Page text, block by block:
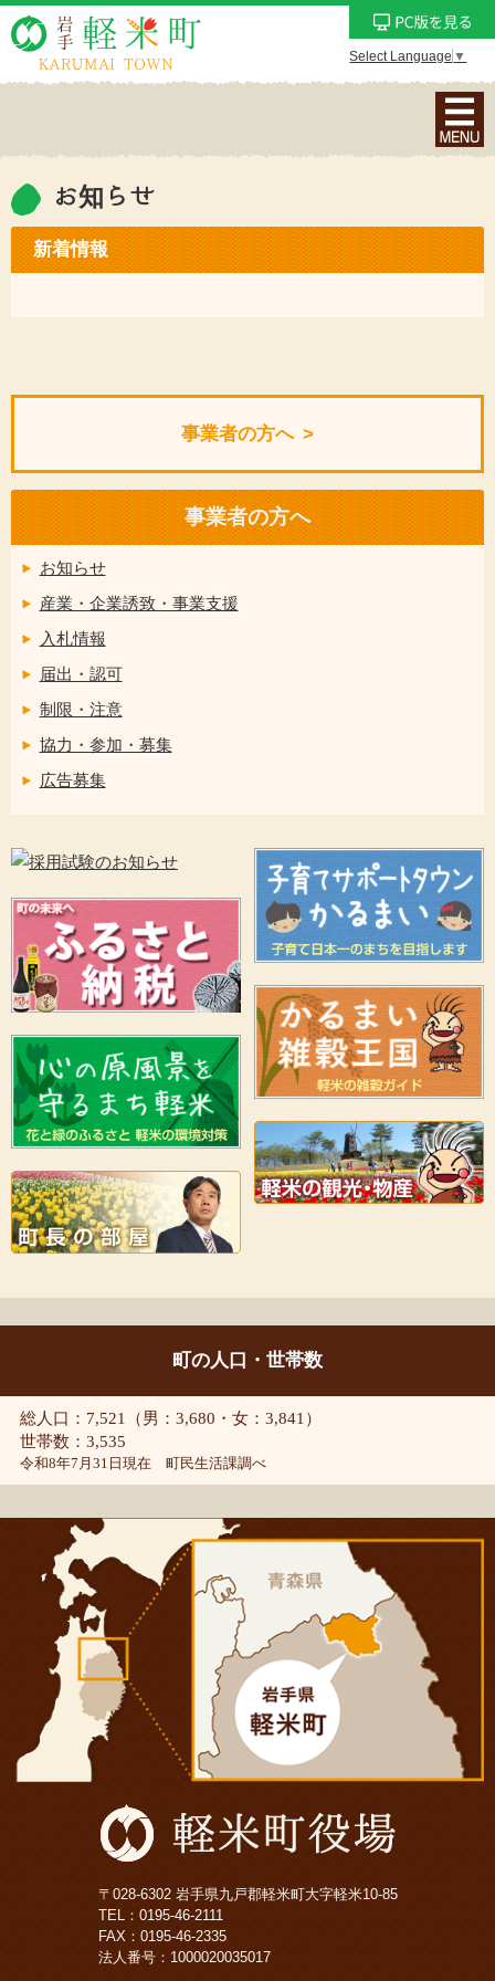
Select Language ▼
ナ
ビ
ョ
ン
お知らせ
新着情報
事業者の方へ
事業者の方へ
お知らせ
産業・企業誘致・事業支援
入札情報
届出・認可
制限・注意
協力・参加・募集
広告募集
町の人口・世帯数
総人口：7,521（男：3,680・女：3,841）
世帯数：3,535
令和8年7月31日現在 町民生活課調べ
〒028-6302 岩手県九戸郡軽米町大字軽米10-85
TEL： 0195-46-2111
FAX：0195-46-2335
法人番号：1000020035017